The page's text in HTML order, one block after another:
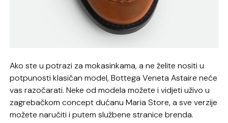
Ako ste u potrazi za mokasinkama, a ne želite nositi u
potpunosti klasičan model, Bottega Veneta Astaire neće
vas razočarati. Neke od modela možete i vidjeti uživo u
zagrebačkom concept dućanu Maria Store, a sve verzije
možete naručiti i putem službene stranice brenda.